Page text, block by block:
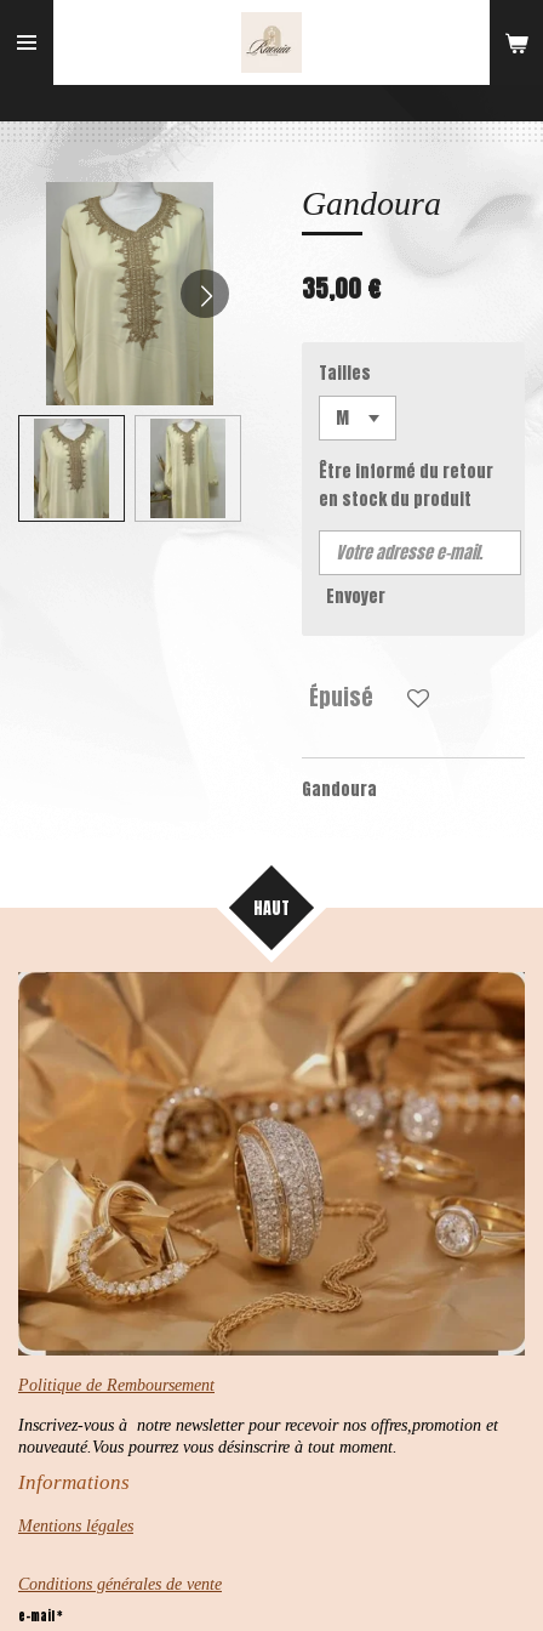
au
Gandoura
35,00 €
Tailles
Être informé du retour
en stock du produit
Envoyer
Épuisé
Gandoura
HAUT
Politique de Remboursement
Inscrivez-vous à notre newsletter pour recevoir nos offres,promotion et
nouveauté.Vous pourrez vous désinscrire à tout moment.
Informations
Mentions légales
Conditions générales de vente
e-mail *